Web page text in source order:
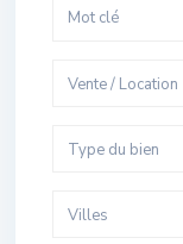
Vente / Location
Type du bien
Villes